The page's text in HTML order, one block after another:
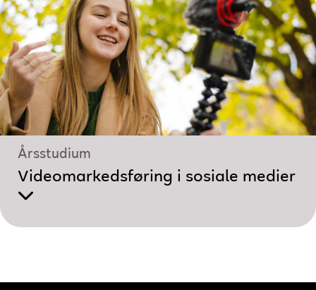
Årsstudium
Videomarkedsføring i sosiale medier